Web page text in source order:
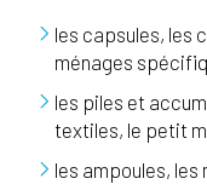
les capsules, les
ménages
les piles et
textiles, le petit
les ampoules,